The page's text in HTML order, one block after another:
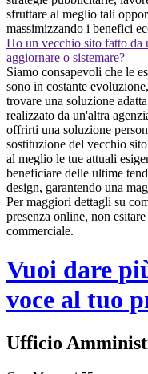
sfruttare al meglio tali
massimizzando i benefici
Ho un vecchio sito fatto da
aggiornare o sistemare?
Siamo consapevoli che le
sono in costante
trovare una soluzione
realizzato da un'altra
offrirti una soluzione
sostituzione del vecchio
al meglio le tue attuali
beneficiare delle ultime
design, garantendo una
Per maggiori dettagli su
presenza online, non
commerciale.
Vuoi dare
voce al tuo
Ufficio